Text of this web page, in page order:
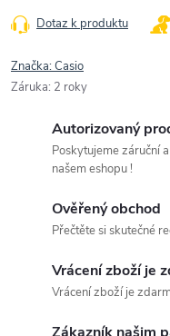
Dotaz k produktu
Značka:Casio
Záruka: 2 roky
Autorizovaný
Poskytujeme záruční
našem eshopu !
Ověřený obchod
Přečtěte si skutečné
Vrácení zboží je
Vrácení zboží je